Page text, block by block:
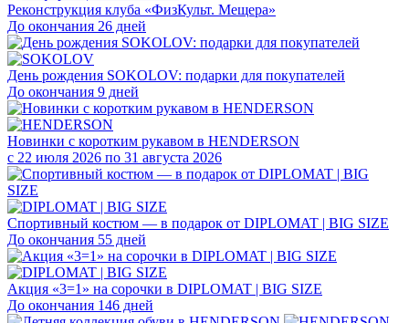
Реконструкция клуба «ФизКульт. Мещера»
До окончания 26 дней
День рождения SOKOLOV: подарки для покупателей
До окончания 9 дней
Новинки с коротким рукавом в HENDERSON
с 22 июля 2026 по 31 августа 2026
Спортивный костюм — в подарок от DIPLOMAT | BIG SIZE
До окончания 55 дней
Акция «3=1» на сорочки в DIPLOMAT | BIG SIZE
До окончания 146 дней